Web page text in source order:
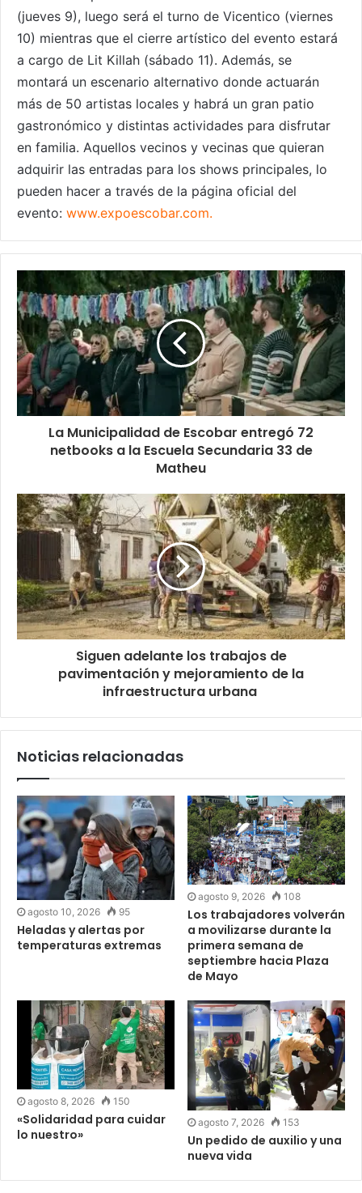
(jueves 9), luego será el turno de Vicentico (viernes
10) mientras que el cierre artístico del evento estará
a cargo de Lit Killah (sábado 11). Además, se
montará un escenario alternativo donde actuarán
más de 50 artistas locales y habrá un gran patio
gastronómico y distintas actividades para disfrutar
en familia. Aquellos vecinos y vecinas que quieran
adquirir las entradas para los shows principales, lo
pueden hacer a través de la página oficial del
evento: www.expoescobar.com.
La Municipalidad de Escobar entregó 72
netbooks a la Escuela Secundaria 33 de
Matheu
Siguen adelante los trabajos de
pavimentación y mejoramiento de la
infraestructura urbana
Noticias relacionadas
agosto 10, 2026 95
Heladas y alertas por
temperaturas extremas
agosto 9, 2026 108
Los trabajadores volverán
a movilizarse durante la
primera semana de
septiembre hacia Plaza
de Mayo
agosto 8, 2026 150
«Solidaridad para cuidar
lo nuestro»
agosto 7, 2026 153
Un pedido de auxilio y una
nueva vida